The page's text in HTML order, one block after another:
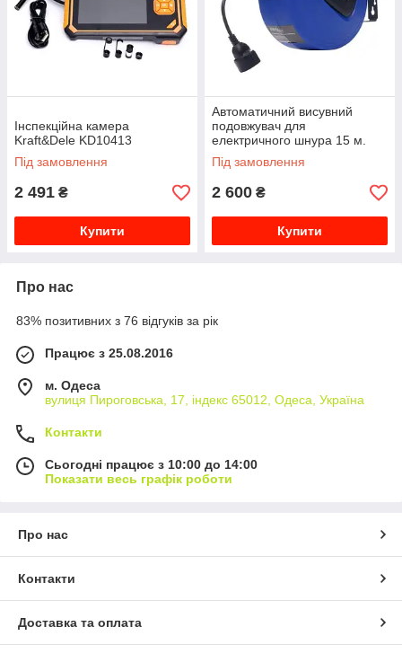
Інспекційна камера
Kraft&Dele KD10413
Під замовлення
2 491 ₴
Купити
Автоматичний висувний
подовжувач для
електричного шнура 15 м.
Kraft&Dele KD4028
Під замовлення
2 600 ₴
Купити
Про нас
83% позитивних з 76 відгуків за рік
Працює з 25.08.2016
м. Одеса
вулиця Пироговська, 17, індекс 65012, Одеса, Україна
Контакти
Сьогодні працює з 10:00 до 14:00
Показати весь графік роботи
Про нас
Контакти
Доставка та оплата